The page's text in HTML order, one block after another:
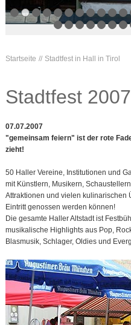
Startseite Stadtfest in Hall in Tirol
Stadtfest
07.07.2007
"gemeinsam feiern" ist der rote
zieht!
50 Haller Vereine, Institutionen und
mit Künstlern, Musikern,
Attraktionen und vielen kulinarischen
Eintritt genossen werden können!
Die gesamte Haller Altstadt ist
musikalische Highlights aus Pop,
Blasmusik, Schlager, Oldies und